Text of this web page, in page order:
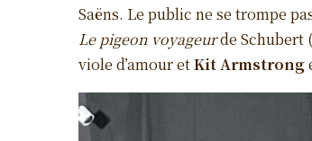
Saëns. Le public ne se trompe
Le pigeon voyageurde Schubert
viole d’amour etKit Armstrong